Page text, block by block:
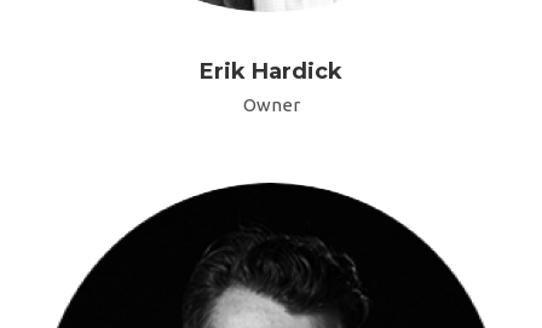
Erik Hardick
Owner